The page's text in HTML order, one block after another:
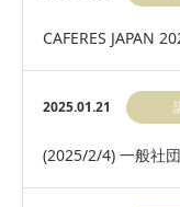
CAFERES JAPAN
いたします。
2025.01.21
(2025/2/4) 一般社